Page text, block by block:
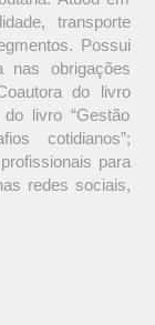
transporte
Possui
nas obrigações
do livro
livro “Gestão
cotidianos”;
para
redes sociais,